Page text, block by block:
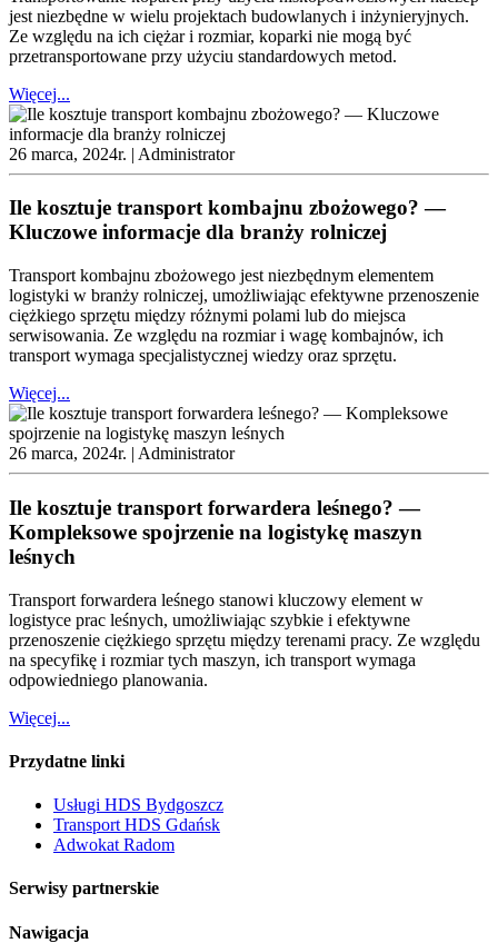
jest niezbędne w wielu projektach budowlanych i inżynieryjnych.
Ze względu na ich ciężar i rozmiar, koparki nie mogą być
przetransportowane przy użyciu standardowych metod.
Więcej...
26 marca, 2024r. | Administrator
Ile kosztuje transport kombajnu zbożowego? —
Kluczowe informacje dla branży rolniczej
Transport kombajnu zbożowego jest niezbędnym elementem
logistyki w branży rolniczej, umożliwiając efektywne przenoszenie
ciężkiego sprzętu między różnymi polami lub do miejsca
serwisowania. Ze względu na rozmiar i wagę kombajnów, ich
transport wymaga specjalistycznej wiedzy oraz sprzętu.
Więcej...
26 marca, 2024r. | Administrator
Ile kosztuje transport forwardera leśnego? —
Kompleksowe spojrzenie na logistykę maszyn
leśnych
Transport forwardera leśnego stanowi kluczowy element w
logistyce prac leśnych, umożliwiając szybkie i efektywne
przenoszenie ciężkiego sprzętu między terenami pracy. Ze względu
na specyfikę i rozmiar tych maszyn, ich transport wymaga
odpowiedniego planowania.
Więcej...
Przydatne linki
Usługi HDS Bydgoszcz
Transport HDS Gdańsk
Adwokat Radom
Serwisy partnerskie
Nawigacja